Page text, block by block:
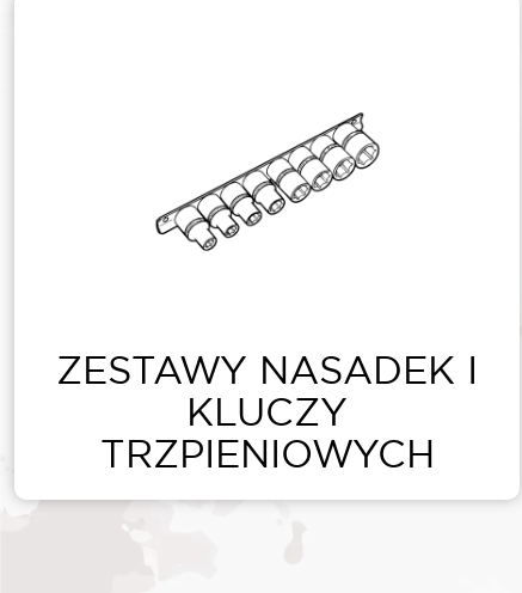
ZESTAWY NASADEK I
KLUCZY
TRZPIENIOWYCH